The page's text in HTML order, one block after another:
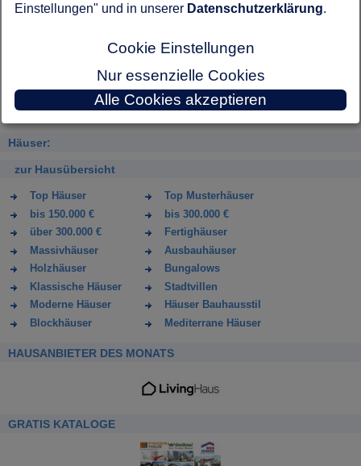
Häuser:
zur Hausübersicht
Top Häuser
Top Musterhäuser
bis 150.000 €
bis 300.000 €
über 300.000 €
Fertighäuser
Massivhäuser
Ausbauhäuser
Holzhäuser
Bungalows
Klassische Häuser
Stadtvillen
Moderne Häuser
Häuser Bauhausstil
Blockhäuser
Mediterrane Häuser
HAUSANBIETER DES MONATS
GRATIS KATALOGE
Einstellungen" und in unserer Datenschutzerklärung.
Cookie Einstellungen
Nur essenzielle Cookies
Alle Cookies akzeptieren